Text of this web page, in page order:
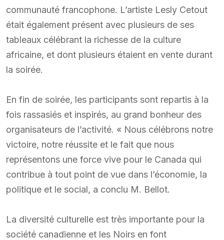
communauté francophone. L’artiste Lesly Cetout
était également présent avec plusieurs de ses
tableaux célébrant la richesse de la culture
africaine, et dont plusieurs étaient en vente durant
la soirée.
En fin de soirée, les participants sont repartis à la
fois rassasiés et inspirés, au grand bonheur des
organisateurs de l’activité. « Nous célébrons notre
victoire, notre réussite et le fait que nous
représentons une force vive pour le Canada qui
contribue à tout point de vue dans l’économie, la
politique et le social, a conclu M. Bellot.
La diversité culturelle est très importante pour la
société canadienne et les Noirs en font